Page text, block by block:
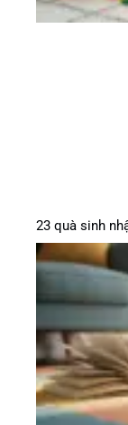
23 quà sinh